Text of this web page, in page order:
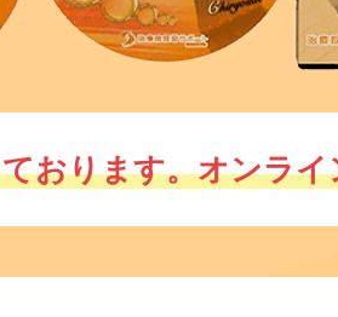
おります。オンラ